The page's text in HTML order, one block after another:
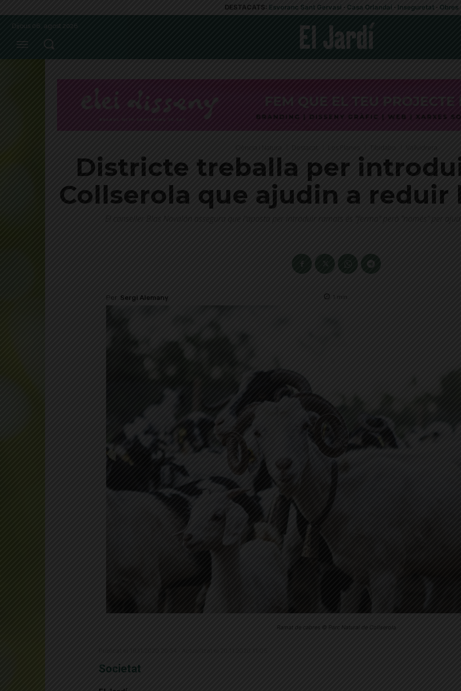
DESTACATS: Esvoranc Sant Gervasi · Casa Orlandai · Inseguretat · Obres
Dijous 06, agost 2026
Ciència i Natura Destacat Tibidabo
Districte treballa per
Collserola que ajudin a reduir
El conseller Blas Navalón assegura que l'aposta per introduir ramats és "ferma" però "només" per
Per Sergi Alemany 1 min.
Ramat de cabres © Parc Natural de Collserola
Societat